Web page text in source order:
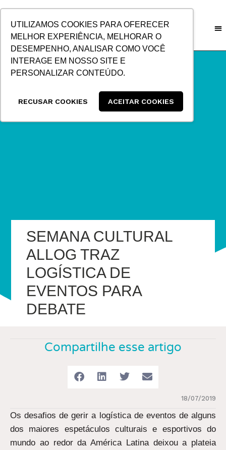
UTILIZAMOS COOKIES PARA OFERECER
MELHOR EXPERIÊNCIA, MELHORAR O
DESEMPENHO, ANALISAR COMO VOCÊ
INTERAGE EM NOSSO SITE E
PERSONALIZAR CONTEÚDO.
RECUSAR COOKIES ACEITAR COOKIES
CONTEÚDO
SEMANA CULTURAL
ALLOG TRAZ
LOGÍSTICA DE
EVENTOS PARA
DEBATE
Compartilhe esse artigo
18/07/2019
Os desafios de gerir a logística de eventos de alguns
dos maiores espetáculos culturais e esportivos do
mundo ao redor da América Latina deixou a plateia